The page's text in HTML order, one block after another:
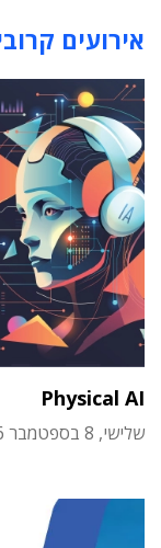
אירועים
Physical AI
שלישי, 8 בספטמבר 2026